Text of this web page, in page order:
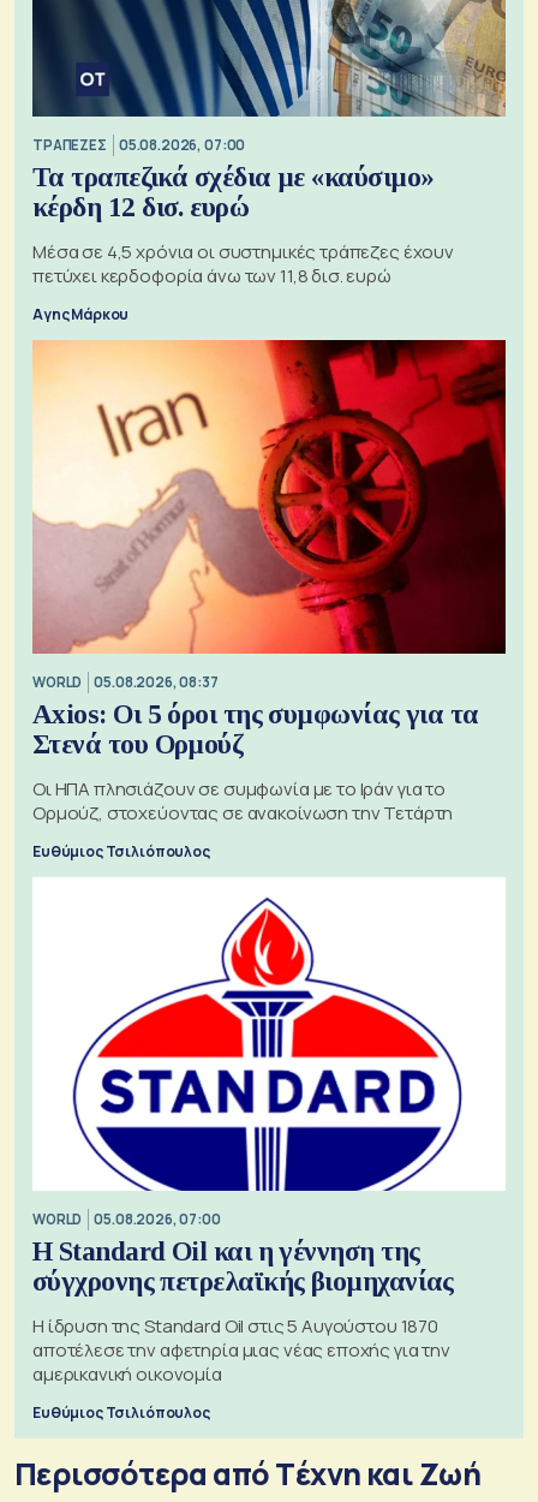
ΤΡΑΠΕΖΕΣ 05.08.2026, 07:00
Τα τραπεζικά σχέδια με «καύσιμο»
κέρδη 12 δισ. ευρώ
Μέσα σε 4,5 χρόνια οι συστημικές τράπεζες έχουν
πετύχει κερδοφορία άνω των 11,8 δισ. ευρώ
Αγης Μάρκου
WORLD 05.08.2026, 08:37
Axios: Οι 5 όροι της συμφωνίας για τα
Στενά του Ορμούζ
Οι ΗΠΑ πλησιάζουν σε συμφωνία με το Ιράν για το
Ορμούζ, στοχεύοντας σε ανακοίνωση την Τετάρτη
Ευθύμιος Τσιλιόπουλος
WORLD 05.08.2026, 07:00
Η Standard Oil και η γέννηση της
σύγχρονης πετρελαϊκής βιομηχανίας
Η ίδρυση της Standard Oil στις 5 Αυγούστου 1870
αποτέλεσε την αφετηρία μιας νέας εποχής για την
αμερικανική οικονομία
Ευθύμιος Τσιλιόπουλος
Περισσότερα από Tέχνη και Ζωή